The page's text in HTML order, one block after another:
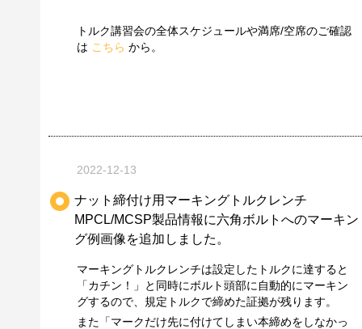
トルク講習会の全体スケジュールや満席/空席のご確認
は こちら から。
2022-12-13
ナット締付け用マーキングトルクレンチ
MPCL/MCSP製品情報に六角ボルトへのマーキン
グ例画像を追加しました。
マーキングトルクレンチは設定したトルクに達すると
「カチン！」と同時にボルト頭部に自動的にマーキン
グするので、規定トルクで締めた証拠が残ります。
また「マークだけ先に付けてしまい本締めをしなかっ